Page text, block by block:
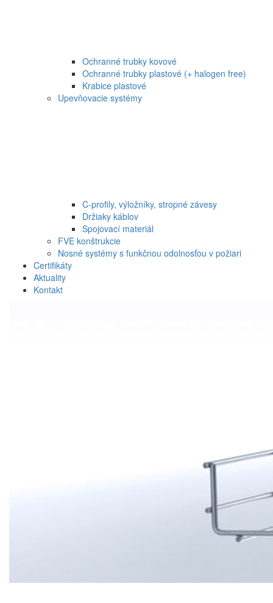
Ochranné trubky kovové
Ochranné trubky plastové (+ halogen free)
Krabice plastové
Upevňovacie systémy
C-profily, výložníky, stropné závesy
Držiaky káblov
Spojovací materiál
FVE konštrukcie
Nosné systémy s funkčnou odolnosťou v požiari
Certifikáty
Aktuality
Kontakt